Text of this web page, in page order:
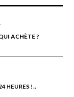
ACHÈTE ?
HEURES ! ..